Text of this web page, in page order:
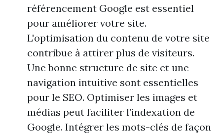
référencement Google est essentiel
pour améliorer votre site.
L'optimisation du contenu de votre site
contribue à attirer plus de visiteurs.
Une bonne structure de site et une
navigation intuitive sont essentielles
pour le SEO. Optimiser les images et
médias peut faciliter l’indexation de
Google. Intégrer les mots-clés de façon